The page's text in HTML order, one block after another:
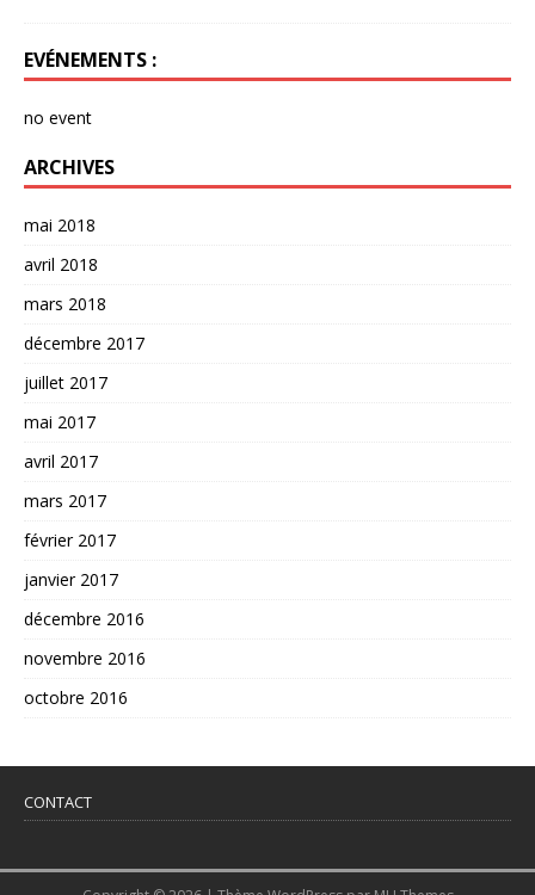
EVÉNEMENTS :
no event
ARCHIVES
mai 2018
avril 2018
mars 2018
décembre 2017
juillet 2017
mai 2017
avril 2017
mars 2017
février 2017
janvier 2017
décembre 2016
novembre 2016
octobre 2016
CONTACT